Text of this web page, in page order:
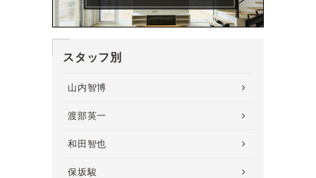
スタッフ別
山内智博
渡部英一
和田智也
保坂駿